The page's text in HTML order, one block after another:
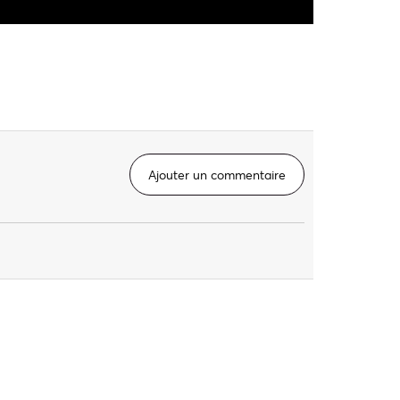
Ajouter un commentaire